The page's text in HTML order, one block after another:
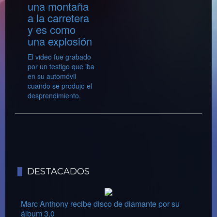
una montaña
a la carretera
y es como
una explosión
El video fue grabado
por un testigo que iba
en su automóvil
cuando se produjo el
desprendimiento.
DESTACADOS
Marc Anthony recibe disco de diamante por su
álbum 3.0